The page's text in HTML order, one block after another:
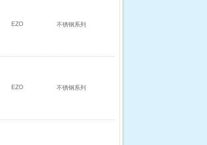
EZO 不锈钢系列
EZO 不锈钢系列